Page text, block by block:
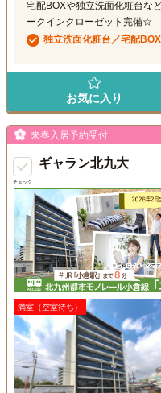
宅配BOXや独立洗面化粧台な
ークインクローゼット完備☆
独立洗面化粧台／宅配
お気に入り
チェック
来春入居予約受付
ギャラン北九大
満室（空室待ち）